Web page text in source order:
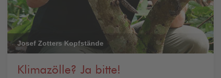
Josef Zotters Kopfstände
Klimazölle? Ja bitte!